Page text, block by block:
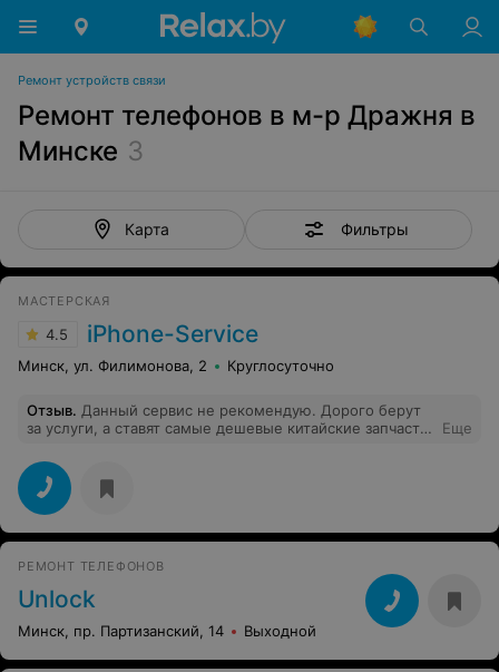
Ремонт устройств связи
Ремонт телефонов в м-р Дражня в
Минске 3
Карта Фильтры
МАСТЕРСКАЯ
4.5 iPhone-Service
Минск, ул. Филимонова, 2 Круглосуточно
Отзыв. Данный сервис не рекомендую. Дорого берут
за услуги, а ставят самые дешевые китайские запчасти,
ним 3 раза, исправляли свои же косяки. Никакого
уважения к клиенту, сам не конфликтный.
Еще
РЕМОНТ ТЕЛЕФОНОВ
Unlock
Минск, пр. Партизанский, 14 Выходной